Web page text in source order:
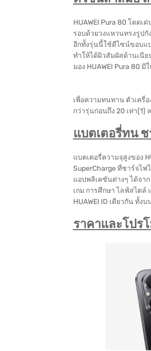
HUAWEI Pura 80 โดด
รอบด้วยวงแหวนทรงรูป
อีกทั้งรุ่นนี้ใช้ดีไซน์ขอบแ
ทำให้ได้ผิวสัมผัสด้านเนีย
มอง HUAWEI Pura 80
เพื่อความทนทาน ตัวเครื่
กว่ารุ่นก่อนถึง 20 เท่า[1]
แบตเตอรี่ทน
แบตเตอรี่ความจุสูงของ
SuperCharge ที่ชาร์จไ
แอปพลิเคชันต่างๆ ได้จา
เกม การศึกษา ไลฟ์สไต
HUAWEI ID เดียวกัน ทั้
ราคาและโปร